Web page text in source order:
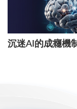
沉迷AI的成癮機